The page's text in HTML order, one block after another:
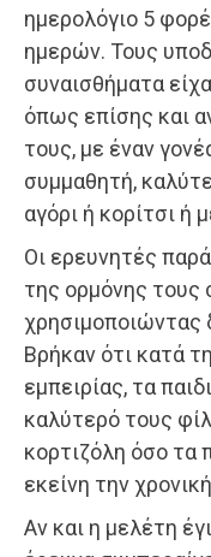
ημερολόγιο 5
ημερών. Τους
συναισθήματα
όπως επίσης και
τους, με έναν
συμμαθητή,
αγόρι ή κορίτσι ή
Οι ερευνητές
της ορμόνης τους
χρησιμοποιώντας
Βρήκαν ότι κατά
εμπειρίας, τα
καλύτερό τους
κορτιζόλη όσο τα
εκείνη την
Αν και η μελέτη